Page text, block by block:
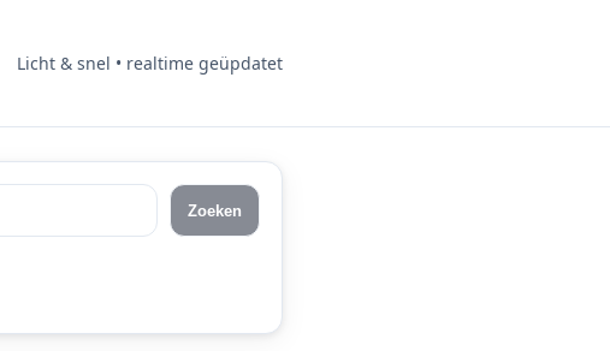
Licht & snel • realtime geüpdatet
Zoeken